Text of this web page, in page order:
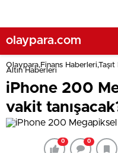
olaypara.com
Olaypara,Finans
Altın Haberleri
iPhone 200
vakit
0 0